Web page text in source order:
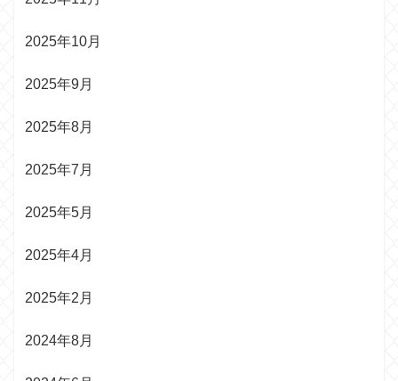
2025年10月
2025年9月
2025年8月
2025年7月
2025年5月
2025年4月
2025年2月
2024年8月